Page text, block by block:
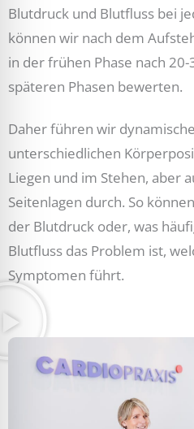
Blutdruck und Blutfluss bei
können wir nach dem
in der frühen Phase nach
späteren Phasen bewerten.
Daher führen wir
unterschiedlichen
Liegen und im Stehen, aber
Seitenlagen durch. So
der Blutdruck oder, was
Blutfluss das Problem ist,
Symptomen führt.